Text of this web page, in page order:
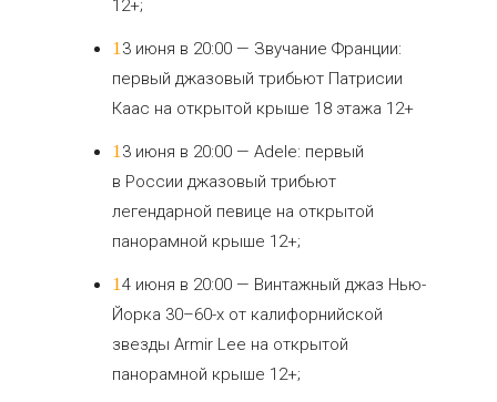
12+;
13 июня в 20:00 — Звучание Франции:
первый джазовый трибьют Патрисии
Каас на открытой крыше 18 этажа 12+
13 июня в 20:00 — Adele: первый
в России джазовый трибьют
легендарной певице на открытой
панорамной крыше 12+;
14 июня в 20:00 — Винтажный джаз Нью-
Йорка 30–60-х от калифорнийской
звезды Armir Lee на открытой
панорамной крыше 12+;